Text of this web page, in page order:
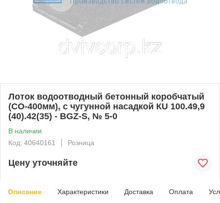
Лоток водоотводный бетонный коробчатый
(СО-400мм), с чугунной насадкой КU 100.49,9
(40).42(35) - BGZ-S, № 5-0
В наличии
Код: 40640161
Розница
Цену уточняйте
Описание Характеристики Доставка Оплата